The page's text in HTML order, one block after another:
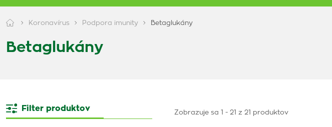
Koronavírus Podpora imunity Betaglukány
Betaglukány
Filter produktov
Zobrazuje sa 1 - 21 z 21 produktov